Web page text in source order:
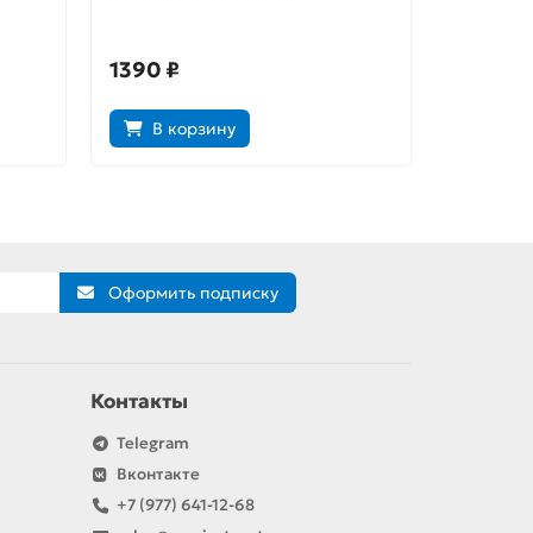
1390 ₽
В корзину
Оформить подписку
Контакты
Telegram
Вконтакте
+7 (977) 641-12-68